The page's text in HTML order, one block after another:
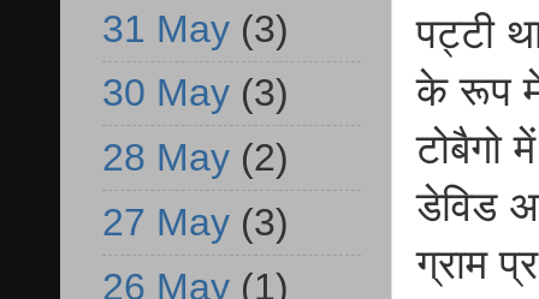
पट्टी
के रूप में
टोबैगो
डेविड
ग्राम
31 May (3)
30 May (3)
28 May (2)
27 May (3)
26 May (1)